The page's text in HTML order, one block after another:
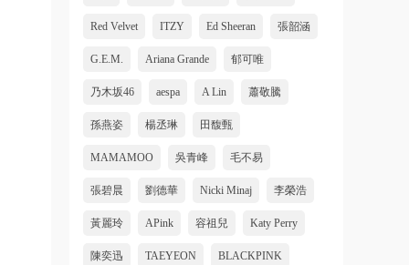
Red Velvet ITZY Ed Sheeran 張韶涵
G.E.M. Ariana Grande 郁可唯
乃木坂46 aespa A Lin 蕭敬騰
孫燕姿 楊丞琳 田馥甄
MAMAMOO 吳青峰 毛不易
張碧晨 劉德華 Nicki Minaj 李榮浩
黃麗玲 APink 容祖兒 Katy Perry
陳奕迅 TAEYEON BLACKPINK